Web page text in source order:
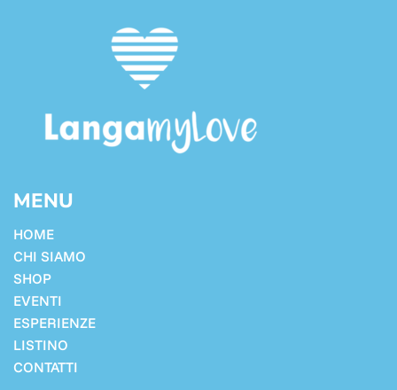
MENU
HOME
CHI SIAMO
SHOP
EVENTI
ESPERIENZE
LISTINO
CONTATTI